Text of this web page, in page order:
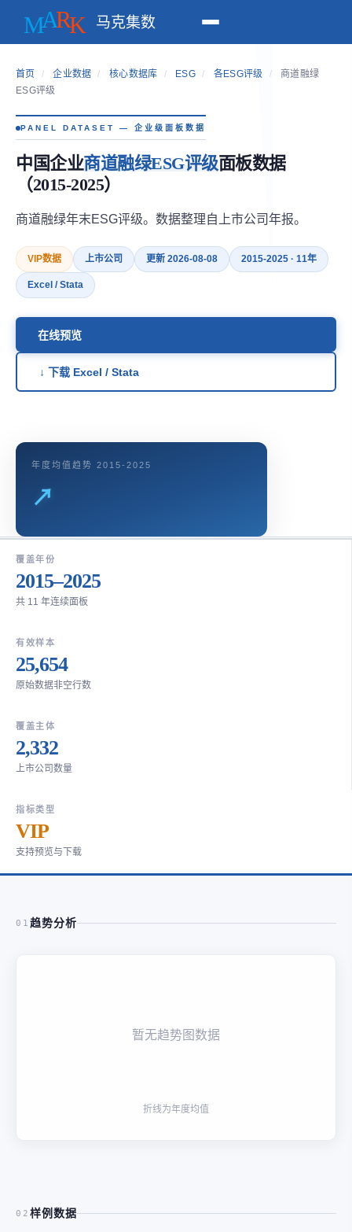
马克集数
首页 / 企业数据 / 核心数据库 / ESG / 各ESG评级 /
商道融绿
ESG评级
PANEL DATASET — 企业级面板数据
中国企业商道融绿ESG评级面板数据
（2015-2025）
商道融绿年末ESG评级。数据整理自上市公司年报。
VIP数据 上市公司 更新 2026-08-08 2015-2025 · 11年
Excel / Stata
在线预览
↓ 下载 Excel / Stata
年度均值趋势 2015-2025
↗
覆盖年份
2015–2025
共 11 年连续面板
有效样本
25,654
原始数据非空行数
覆盖主体
2,332
上市公司数量
指标类型
VIP
支持预览与下载
01 趋势分析
暂无趋势图数据
折线为年度均值
02 样例数据